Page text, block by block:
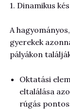
1. Dinamikus
A
gyerekek
pályákon
Oktatási
eltalálása
rúgás